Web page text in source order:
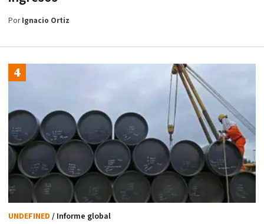
PorIgnacio Ortiz
UNDEFINED / Informe global